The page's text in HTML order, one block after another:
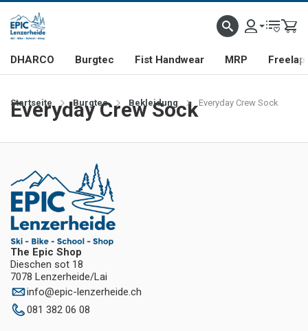
DHARCO Burgtec Fist Handwear MRP Freelap
Startseite Burgtec Bekleidung Everyday Crew Sock
Everyday Crew Sock
The Epic Shop
Dieschen sot 18
7078 Lenzerheide/Lai
info@epic-lenzerheide.ch
081 382 06 08